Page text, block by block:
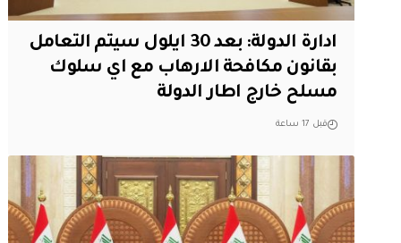
ادارة الدولة: بعد 30 ايلول سيتم التعامل
بقانون مكافحة الارهاب مع اي سلوك
مسلح خارج اطار الدولة
قبل 17 ساعة